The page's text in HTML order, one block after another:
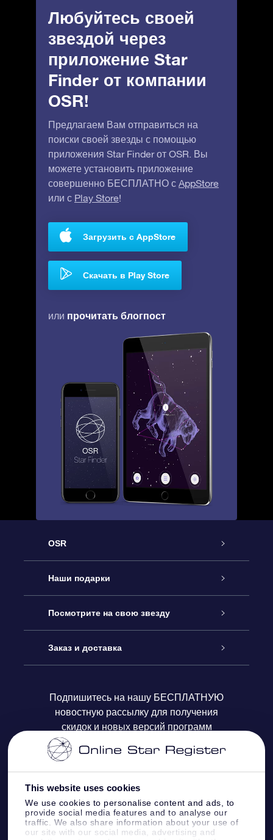
This website uses cookies
We use cookies to personalise content and ads, to
provide social media features and to analyse our
traffic. We also share information about your use of
our site with our social media, advertising and
Любуйтесь своей
звездой через
приложение Star
Finder от компании
OSR!
Предлагаем Вам отправиться на
поиски своей звезды с помощью
приложения Star Finder от OSR. Вы
можете установить приложение
совершенно БЕСПЛАТНО с AppStore
или с Play Store!
Загрузить с AppStore
Скачать в Play Store
или прочитать блогпост
OSR
Обслуживание
Как с нами связаться
Блог
Отзывы
Наши подарки
Онлайн подарок Online Star Gift
Подарочный набор OSR
Подарочная карта OSR
Корпоративные подарки
Посмотрите на свою звезду
Звездный реестр
Персонализированная страница Star Page
One Million Stars
OSR Starsaver
VR-приложение Fly me to the stars
Заказ и доставка
Платежная информация
Информация по доставке
Политика возврата
Созвездиях
Подпишитесь на нашу БЕСПЛАТНУЮ
новостную рассылку для получения
скидок и новых версий программ